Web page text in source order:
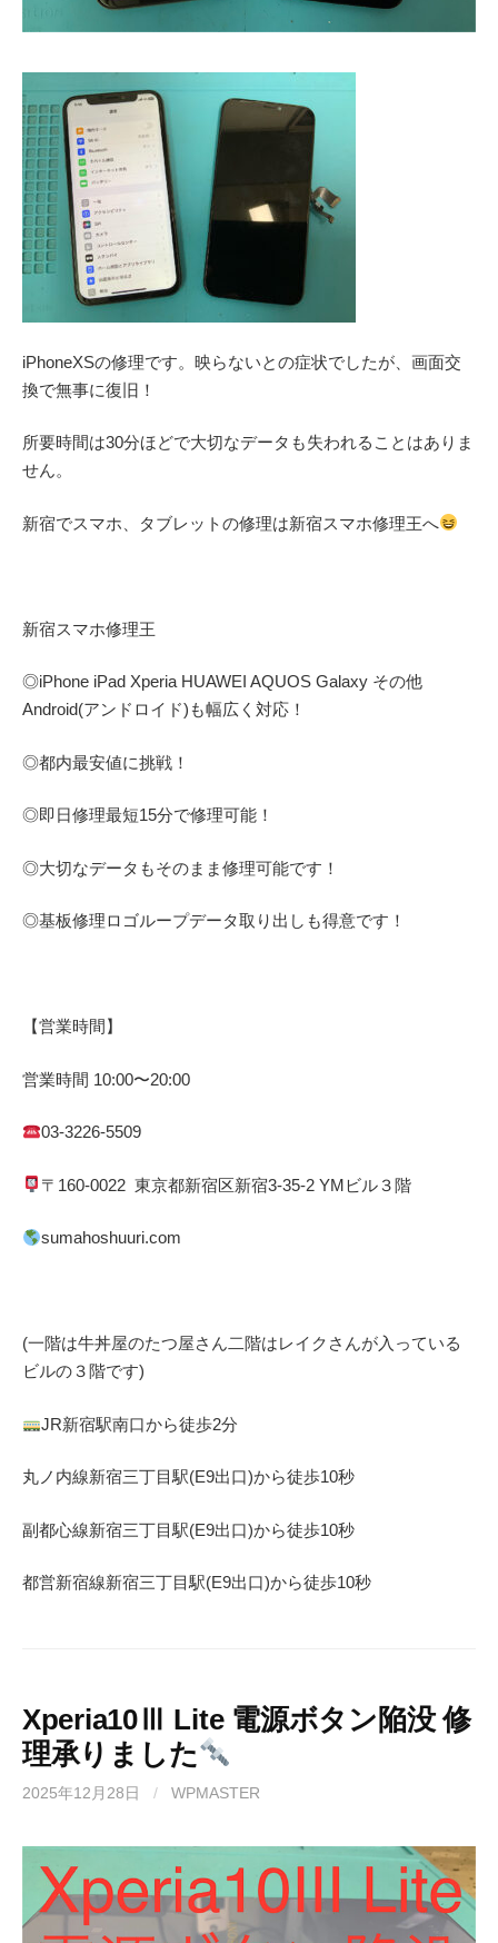
iPhoneXSの修理です。映らないとの症状でしたが、画面交
換で無事に復旧！
所要時間は30分ほどで大切なデータも失われることはありま
せん。
新宿でスマホ、タブレットの修理は新宿スマホ修理王へ
新宿スマホ修理王
◎iPhone iPad Xperia HUAWEI AQUOS Galaxy その他
Android(アンドロイド) も幅広く対応！
◎都内最安値に挑戦！
◎即日修理最短15分で修理可能！
◎大切なデータもそのまま修理可能です！
◎基板修理ロゴループデータ取り出しも得意です！
【営業時間】
営業時間 10:00〜20:00
03-3226-5509
〒 160-0022 東京都新宿区新宿3-35-2 YMビル３階
sumahoshuuri.com
(一階は牛丼屋のたつ屋さん二階はレイクさんが入っている
ビルの３階です)
JR新宿駅南口から徒歩2分
丸ノ内線新宿三丁目駅(E9出口)から徒歩10秒
副都心線新宿三丁目駅(E9出口)から徒歩10秒
都営新宿線新宿三丁目駅(E9出口)から徒歩10秒
Xperia10Ⅲ Lite 電源ボタン陥没 修
理承りました
2025年12月28日 / WPMASTER